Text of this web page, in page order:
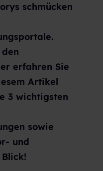
schmücken
erfahren Sie
Artikel
3 wichtigsten
sowie
und